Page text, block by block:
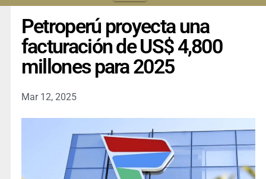
Petroperú proyecta una
facturación de US$ 4,800
millones para 2025
Mar 12, 2025